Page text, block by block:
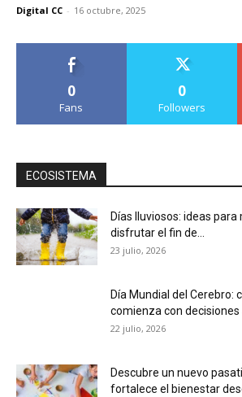
Digital CC - 16 octubre, 2025
0
Fans
0
Followers
ECOSISTEMA
Días lluviosos: ideas
disfrutar el fin de...
23 julio, 2026
Día Mundial del Cerebro:
comienza con decisiones
22 julio, 2026
Descubre un nuevo
fortalece el bienestar